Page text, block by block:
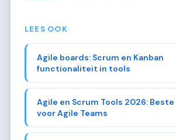
LEES OOK
Agile boards: Scrum en Kanban
functionaliteit in tools
Agile en Scrum Tools 2026:
voor Agile Teams